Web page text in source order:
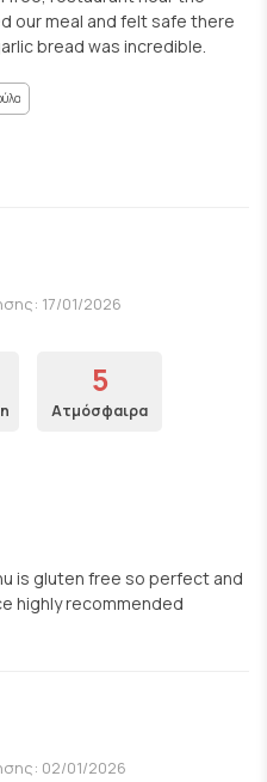
our meal and felt safe there
bread was incredible.
17/01/2026
5
Ατμόσφαιρα
is gluten free so perfect and
highly recommended
02/01/2026